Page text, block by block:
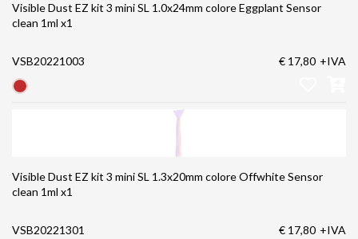
Visible Dust EZ kit 3 mini SL 1.0x24mm colore Eggplant Sensor
clean 1ml x1
VSB20221003 € 17,80 +IVA
Visible Dust EZ kit 3 mini SL 1.3x20mm colore Offwhite Sensor
clean 1ml x1
VSB20221301 € 17,80 +IVA